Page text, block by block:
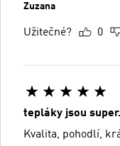
Zuzana
Užitečné? 0
tepláky jsou
Kvalita, pohodlí,